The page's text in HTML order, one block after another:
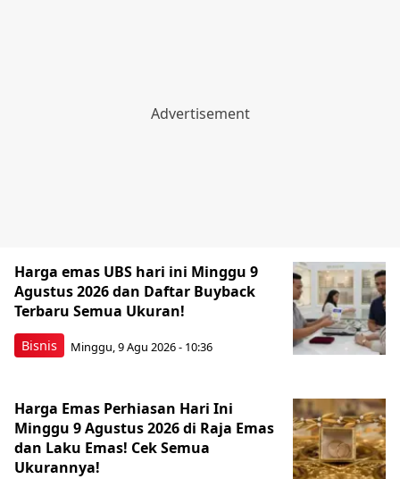
Bisnis
Harga emas UBS hari ini Minggu 9
Agustus 2026 dan Daftar Buyback
Terbaru Semua Ukuran!
Minggu, 9 Agu 2026 - 10:36
Harga Emas Perhiasan Hari Ini
Minggu 9 Agustus 2026 di Raja Emas
dan Laku Emas! Cek Semua
Ukurannya!